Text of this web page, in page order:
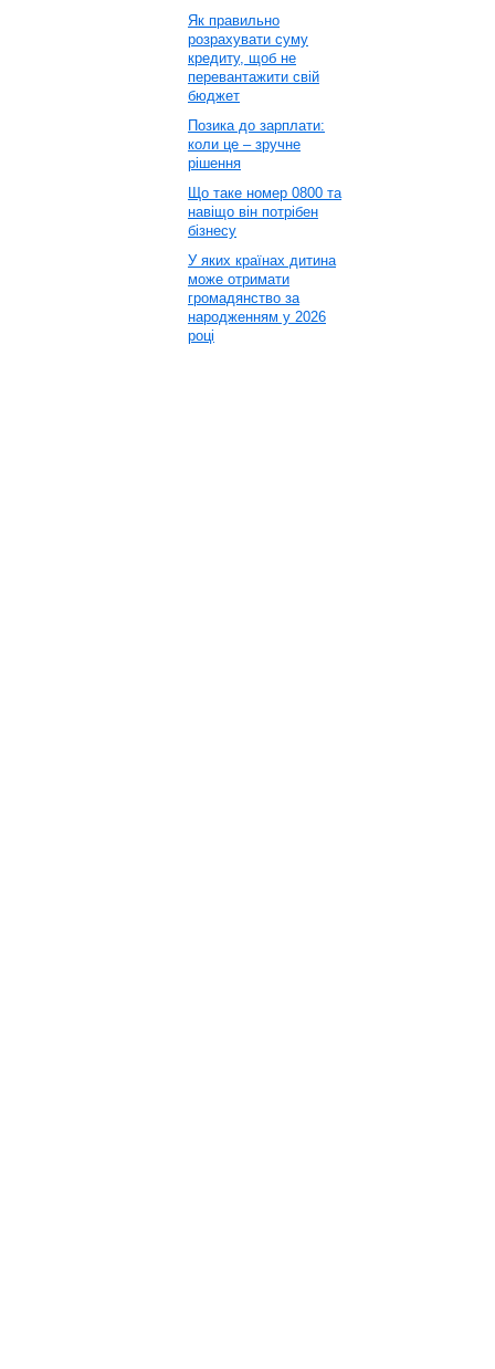
Як правильно
розрахувати суму
кредиту, щоб не
перевантажити свій
бюджет
Позика до зарплати:
коли це – зручне
рішення
Що таке номер 0800 та
навіщо він потрібен
бізнесу
У яких країнах дитина
може отримати
громадянство за
народженням у 2026
році